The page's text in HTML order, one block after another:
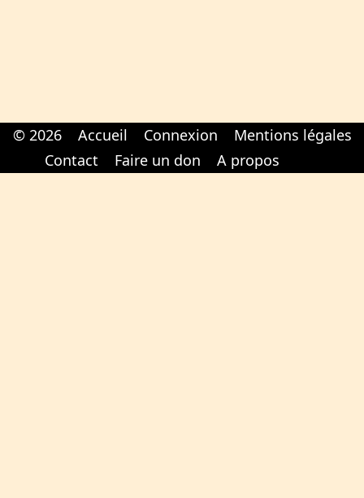
© 2026 Accueil Connexion
Mentions légales
Contact
Faire un don A propos